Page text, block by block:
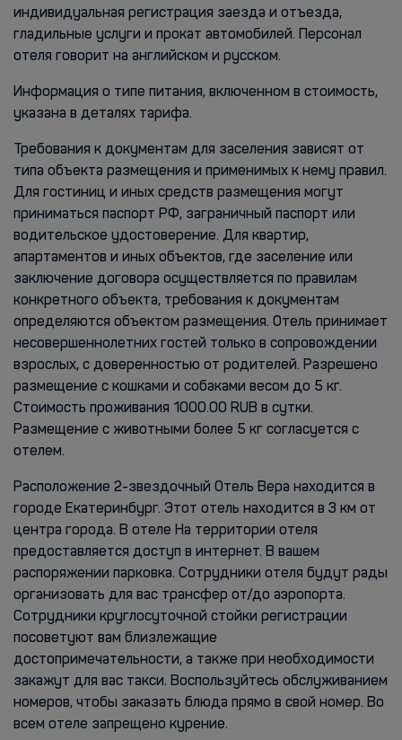
индивидуальная регистрация заезда и отъезда,
гладильные услуги и прокат автомобилей. Персонал
отеля говорит на английском и русском.
Информация о типе питания, включенном в стоимость,
указана в деталях тарифа.
Требования к документам для заселения зависят от
типа объекта размещения и применимых к нему правил.
Для гостиниц и иных средств размещения могут
приниматься паспорт РФ, заграничный паспорт или
водительское удостоверение. Для квартир,
апартаментов и иных объектов, где заселение или
заключение договора осуществляется по правилам
конкретного объекта, требования к документам
определяются объектом размещения. Отель принимает
несовершеннолетних гостей только в сопровождении
взрослых, с доверенностью от родителей. Разрешено
размещение с кошками и собаками весом до 5 кг.
Стоимость проживания 1000.00 RUB в сутки.
Размещение с животными более 5 кг согласуется с
отелем.
Расположение 2-звездочный Отель Вера находится в
городе Екатеринбург. Этот отель находится в 3 км от
центра города. В отеле На территории отеля
предоставляется доступ в интернет. В вашем
распоряжении парковка. Сотрудники отеля будут рады
организовать для вас трансфер от/до аэропорта.
Сотрудники круглосуточной стойки регистрации
посоветуют вам близлежащие
достопримечательности, а также при необходимости
закажут для вас такси. Воспользуйтесь обслуживанием
номеров, чтобы заказать блюда прямо в свой номер. Во
всем отеле запрещено курение.